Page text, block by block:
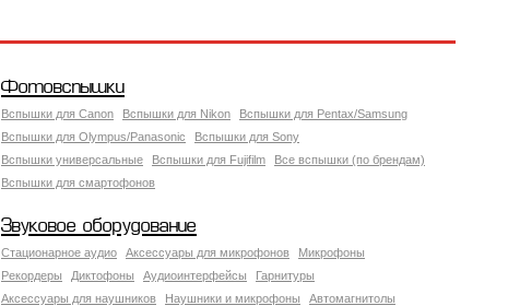
Фотовспышки
Вспышки для Canon Вспышки для Nikon
Вспышки для Pentax/Samsung
Вспышки для Olympus/Panasonic
Вспышки для Sony
Вспышки универсальные
Вспышки для Fujifilm
Все вспышки (по брендам)
Вспышки для смартофонов
Звуковое оборудование
Стационарное аудио Аксессуары для микрофонов
Микрофоны
Рекордеры
Диктофоны Аудиоинтерфейсы
Гарнитуры
Аксессуары для наушников
Наушники и микрофоны Автомагнитолы